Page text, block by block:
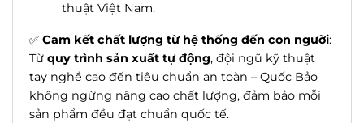
thuật Việt Nam.
✅ Cam kết chất lượng từ hệ thống đến con người:
Từ quy trình sản xuất tự động, đội ngũ kỹ thuật
tay nghề cao đến tiêu chuẩn an toàn – Quốc Bảo
không ngừng nâng cao chất lượng, đảm bảo mỗi
sản phẩm đều đạt chuẩn quốc tế.